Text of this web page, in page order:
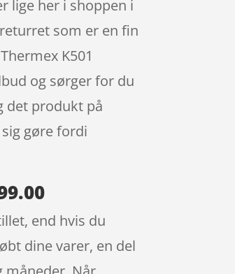
lige her i shoppen i
som er en fin
K501
og sørger for du
det produkt på
gøre fordi
end hvis du
dine varer, en del